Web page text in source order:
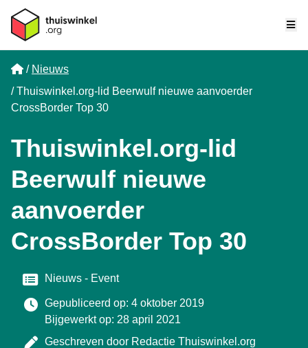
Home
Nieuws
Thuiswinkel.org-lid Beerwulf nieuwe aanvoerder
CrossBorder Top 30
Thuiswinkel.org-lid
Beerwulf nieuwe
aanvoerder
CrossBorder Top 30
Categorie
Nieuws Event
Gepubliceerd op: 4 oktober 2019
Bijgewerkt op: 28 april 2021
Geschreven door Redactie Thuiswinkel.org